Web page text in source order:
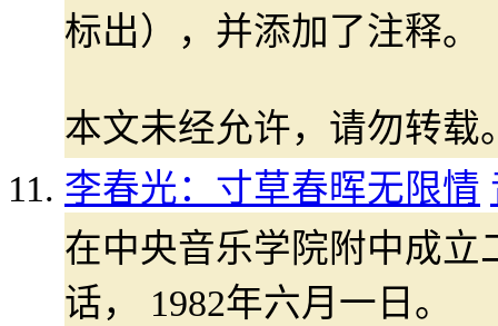
标出），并添加了注释。
本文未经允许，请勿转载
李春光：寸草春晖无限情
在中央音乐学院附中成
话， 1982年六月一日。